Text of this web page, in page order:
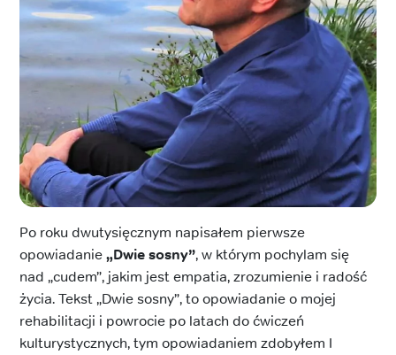
Po roku dwutysięcznym napisałem pierwsze
opowiadanie„Dwie sosny”, w którym pochylam się
nad „cudem”, jakim jest empatia, zrozumienie i radość
życia. Tekst „Dwie sosny”, to opowiadanie o mojej
rehabilitacji i powrocie po latach do ćwiczeń
kulturystycznych, tym opowiadaniem zdobyłem I